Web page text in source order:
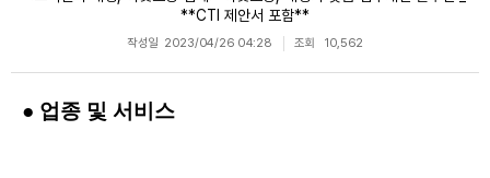
**CTI 제안서 포함**
작성일 2023/04/26 04:28 조회 10,562
● 업종 및 서비스